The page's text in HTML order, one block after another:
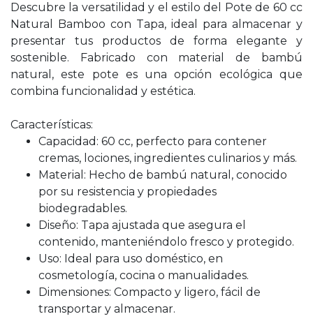
Descubre la versatilidad y el estilo del Pote de 60 cc
Natural Bamboo con Tapa, ideal para almacenar y
presentar tus productos de forma elegante y
sostenible. Fabricado con material de bambú
natural, este pote es una opción ecológica que
combina funcionalidad y estética.
Características:
Capacidad: 60 cc, perfecto para contener
cremas, lociones, ingredientes culinarios y más.
Material: Hecho de bambú natural, conocido
por su resistencia y propiedades
biodegradables.
Diseño: Tapa ajustada que asegura el
contenido, manteniéndolo fresco y protegido.
Uso: Ideal para uso doméstico, en
cosmetología, cocina o manualidades.
Dimensiones: Compacto y ligero, fácil de
transportar y almacenar.